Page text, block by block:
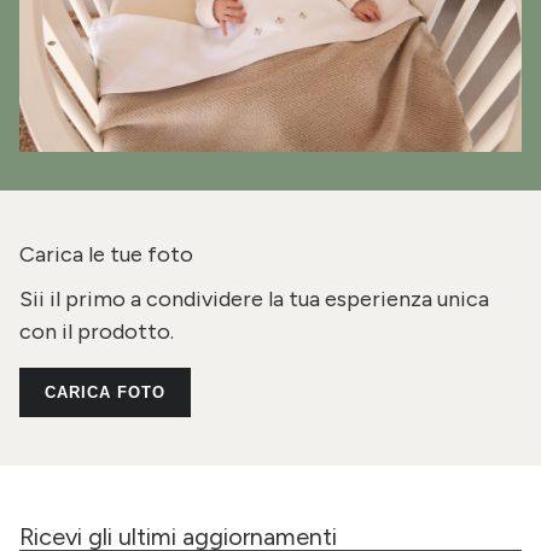
Carica le tue foto
Sii il primo a condividere la tua esperienza unica
con il prodotto.
CARICA FOTO
Ricevi gli ultimi aggiornamenti